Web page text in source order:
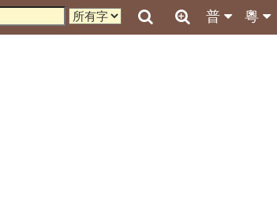
粵
普